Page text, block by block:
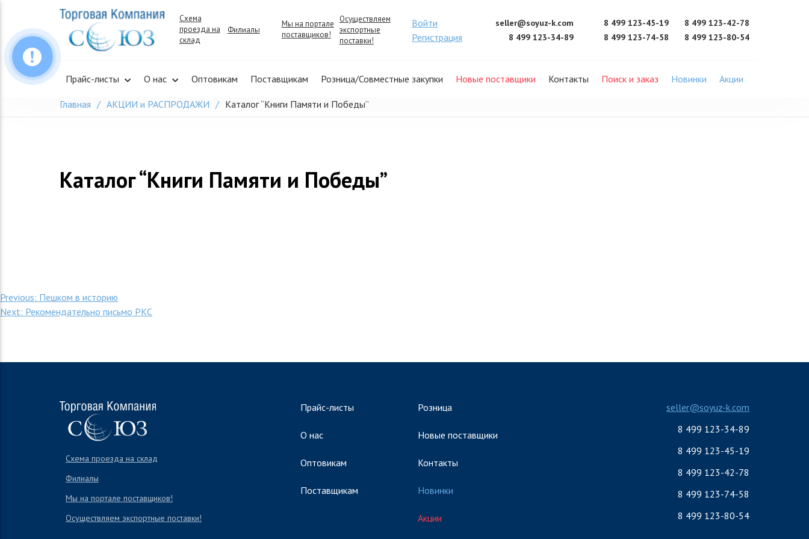
content
Схема
проезда на
склад
Филиалы
Мы на портале
поставщиков!
Осуществляем
экспортные
поставки!
Войти
Регистрация
seller@soyuz-k.com
8 499 123-34-89
8 499 123-45-19
8 499 123-42-78
8 499 123-74-58
8 499 123-80-54
Прайс-листы О нас Оптовикам Поставщикам Розница/Совместные закупки Новые поставщики Контакты Поиск и заказ Новинки Акции
Главная АКЦИИ и РАСПРОДАЖИ Каталог “Книги Памяти и Победы”
Каталог “Книги Памяти и Победы”
Навигация
записям
Previous: Пешком в историю
Next: Рекомендательно письмо РКС
Схема проезда на склад
Филиалы
Мы на портале поставщиков!
Осуществляем экспортные поставки!
Прайс-листы
О нас
Оптовикам
Поставщикам
Розница
Новые поставщики
Контакты
Новинки
Акции
seller@soyuz-k.com
8 499 123-34-89
8 499 123-45-19
8 499 123-42-78
8 499 123-74-58
8 499 123-80-54